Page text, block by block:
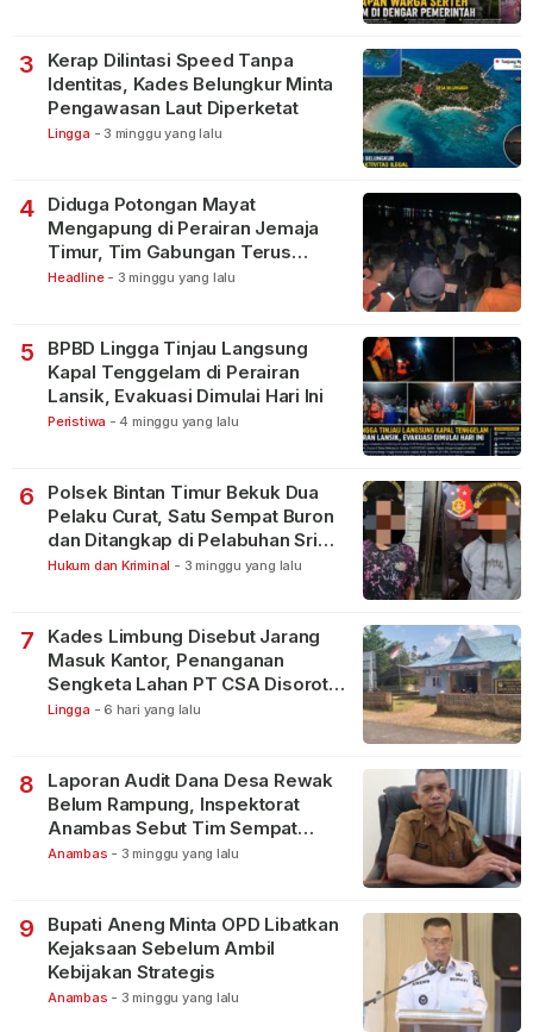
3
Kerap Dilintasi Speed Tanpa
Identitas, Kades Belungkur Minta
Pengawasan Laut Diperketat
Lingga - 3 minggu yang lalu
4
Diduga Potongan Mayat
Mengapung di Perairan Jemaja
Timur, Tim Gabungan Terus
Lakukan Pencarian
Headline - 3 minggu yang lalu
5
BPBD Lingga Tinjau Langsung
Kapal Tenggelam di Perairan
Lansik, Evakuasi Dimulai Hari Ini
Peristiwa - 4 minggu yang lalu
6
Polsek Bintan Timur Bekuk Dua
Pelaku Curat, Satu Sempat Buron
dan Ditangkap di Pelabuhan Sri
Bintan Pura
Hukum dan Kriminal - 3 minggu yang lalu
7
Kades Limbung Disebut Jarang
Masuk Kantor, Penanganan
Sengketa Lahan PT CSA Disorot
Warga
Lingga - 6 hari yang lalu
8
Laporan Audit Dana Desa Rewak
Belum Rampung, Inspektorat
Anambas Sebut Tim Sempat
Terbagi Tangani Kasus Lain
Anambas - 3 minggu yang lalu
9
Bupati Aneng Minta OPD Libatkan
Kejaksaan Sebelum Ambil
Kebijakan Strategis
Anambas - 3 minggu yang lalu